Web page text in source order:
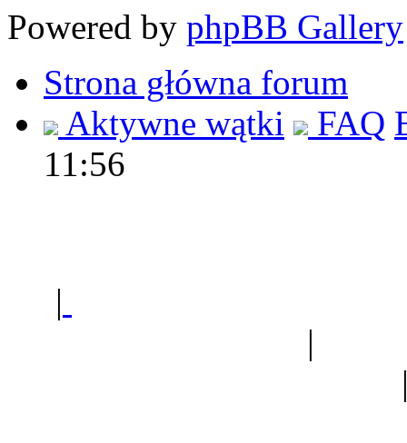
Powered by phpBB Gallery
Strona główna forum
Aktywne wątki
FAQ
11:56
|
|